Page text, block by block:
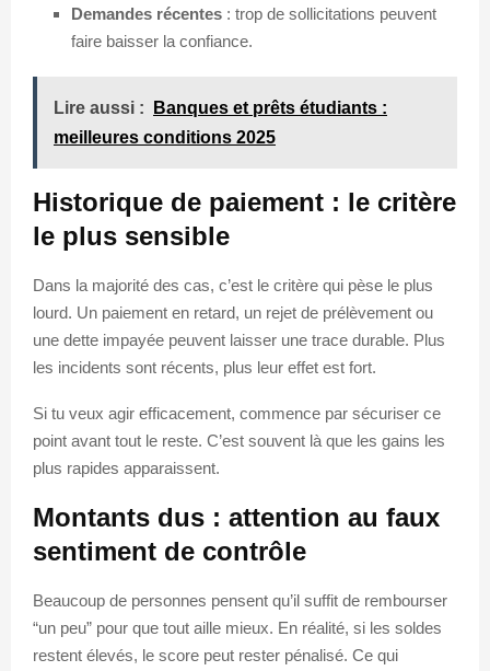
Demandes récentes : trop de sollicitations peuvent
faire baisser la confiance.
Lire aussi :
Banques et prêts étudiants :
meilleures conditions 2025
Historique de paiement : le critère
le plus sensible
Dans la majorité des cas, c’est le critère qui pèse le plus
lourd. Un paiement en retard, un rejet de prélèvement ou
une dette impayée peuvent laisser une trace durable. Plus
les incidents sont récents, plus leur effet est fort.
Si tu veux agir efficacement, commence par sécuriser ce
point avant tout le reste. C’est souvent là que les gains les
plus rapides apparaissent.
Montants dus : attention au faux
sentiment de contrôle
Beaucoup de personnes pensent qu’il suffit de rembourser
“un peu” pour que tout aille mieux. En réalité, si les soldes
restent élevés, le score peut rester pénalisé. Ce qui